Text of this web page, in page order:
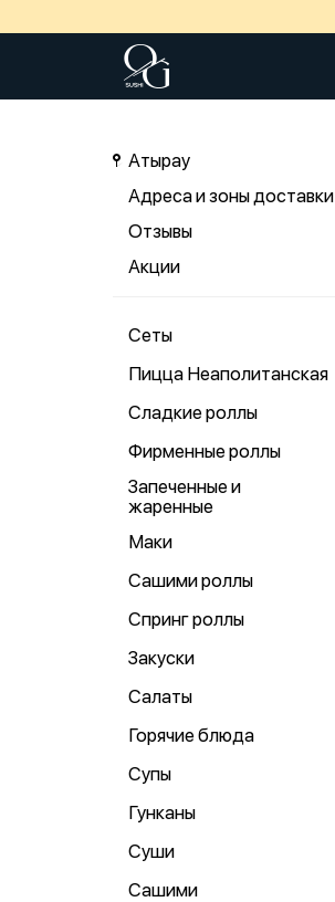
Атырау
Адреса и зоны доставки
Отзывы
Акции
Сеты
Пицца Неаполитанская
Сладкие роллы
Фирменные роллы
Запеченные и
жаренные
Маки
Сашими роллы
Спринг роллы
Закуски
Салаты
Горячие блюда
Супы
Гунканы
Суши
Сашими